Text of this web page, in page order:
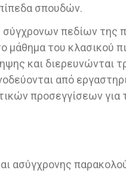
σπουδών.
πεδίων της
του κλασικού
και διερευνώνται
από
προσεγγίσεων
ασύγχρονης